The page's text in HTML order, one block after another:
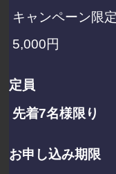
キャンペーン限
5,000円
定員
先着7名様限り
お申し込み期限